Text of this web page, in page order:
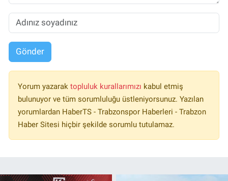
Gönder
Yorum yazarak topluluk kurallarımızı kabul etmiş
bulunuyor ve tüm sorumluluğu üstleniyorsunuz. Yazılan
yorumlardan HaberTS - Trabzonspor Haberleri - Trabzon
Haber Sitesi hiçbir şekilde sorumlu tutulamaz.